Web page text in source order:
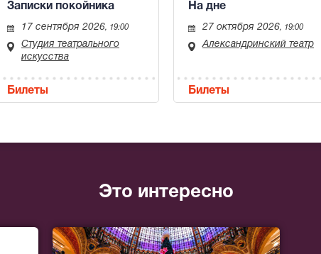
Записки покойника
17 сентября 2026, 19:00
Студия театрального
искусства
Билеты
На дне
27 октября 2026, 19:00
Александринский театр
Билеты
Это интересно